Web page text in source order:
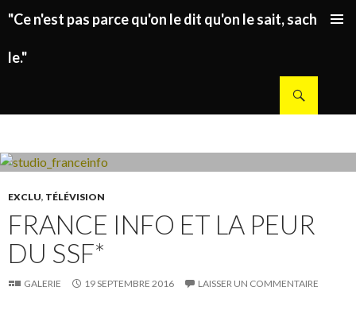
"Ce n'est pas parce qu'on le dit qu'on le sait, sachez
le."
EXCLU, TÉLÉVISION
FRANCE INFO ET LA PEUR
DU SSF*
GALERIE 19 SEPTEMBRE 2016 LAISSER UN COMMENTAIRE